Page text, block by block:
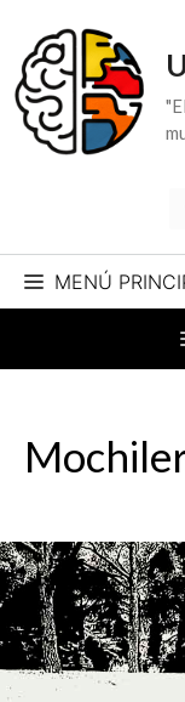
contenido
MENÚ